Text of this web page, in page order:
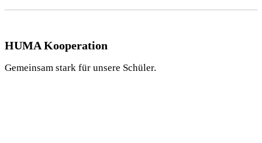
HUMA Kooperation
Gemeinsam stark für unsere Schüler.